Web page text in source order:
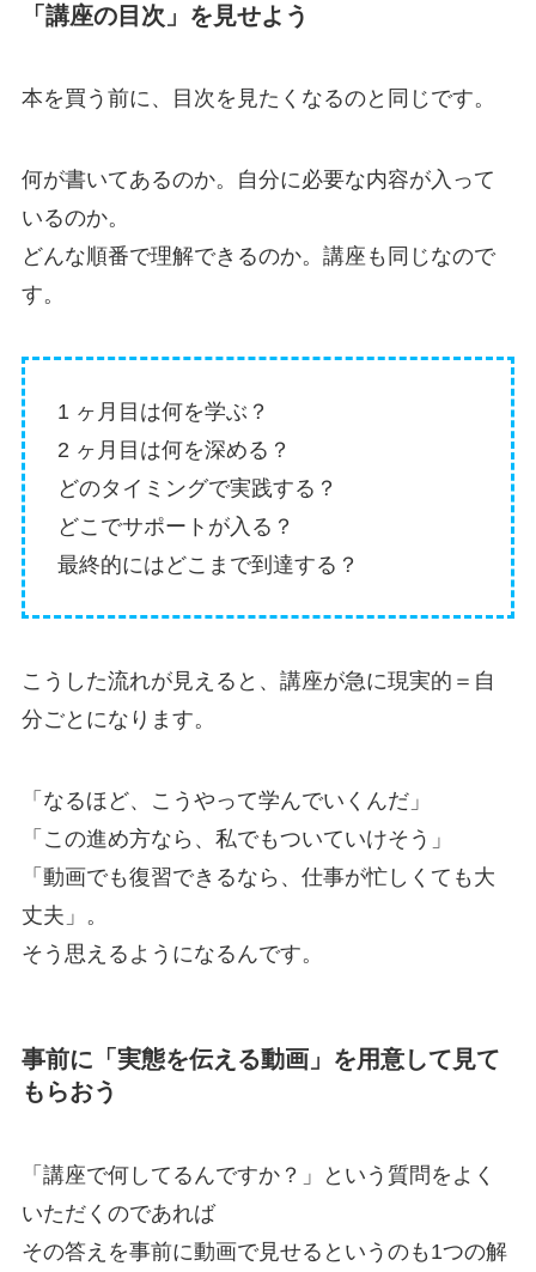
「講座の目次」を見せよう
本を買う前に、目次を見たくなるのと同じです。
何が書いてあるのか。自分に必要な内容が入って
いるのか。
どんな順番で理解できるのか。講座も同じなので
す。
1 ヶ月目は何を学ぶ？
2 ヶ月目は何を深める？
どのタイミングで実践する？
どこでサポートが入る？
最終的にはどこまで到達する？
こうした流れが見えると、講座が急に現実的＝自
分ごとになります。
「なるほど、こうやって学んでいくんだ」
「この進め方なら、私でもついていけそう」
「動画でも復習できるなら、仕事が忙しくても大
丈夫」。
そう思えるようになるんです。
事前に「実態を伝える動画」を用意して見て
もらおう
「講座で何してるんですか？」という質問をよく
いただくのであれば
その答えを事前に動画で見せるというのも1つの解